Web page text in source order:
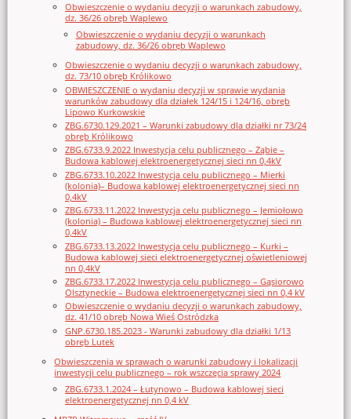
Obwieszczenie o wydaniu decyzji o warunkach zabudowy,
dz. 36/26 obręb Waplewo
Obwieszczenie o wydaniu decyzji o warunkach
zabudowy, dz. 36/26 obręb Waplewo
Obwieszczenie o wydaniu decyzji o warunkach zabudowy,
dz. 73/10 obręb Królikowo
OBWIESZCZENIE o wydaniu decyzji w sprawie wydania
warunków zabudowy dla działek 124/15 i 124/16, obręb
Lipowo Kurkowskie
ZBG.6730.129.2021 – Warunki zabudowy dla działki nr 73/24
obręb Królikowo
ZBG.6733.9.2022 Inwestycja celu publicznego – Ząbie –
Budowa kablowej elektroenergetycznej sieci nn 0,4kV
ZBG.6733.10.2022 Inwestycja celu publicznego – Mierki
(kolonia)– Budowa kablowej elektroenergetycznej sieci nn
0,4kV
ZBG.6733.11.2022 Inwestycja celu publicznego – Jemiołowo
(kolonia) – Budowa kablowej elektroenergetycznej sieci nn
0,4kV
ZBG.6733.13.2022 Inwestycja celu publicznego – Kurki –
Budowa kablowej sieci elektroenergetycznej oświetleniowej
nn 0,4kV
ZBG.6733.17.2022 Inwestycja celu publicznego – Gąsiorowo
Olsztyneckie – Budowa elektroenergetycznej sieci nn 0,4 kV
Obwieszczenie o wydaniu decyzji o warunkach zabudowy,
dz. 41/10 obręb Nowa Wieś Ostródzka
GNP.6730.185.2023 - Warunki zabudowy dla działki 1/13
obręb Lutek
Obwieszczenia w sprawach o warunki zabudowy i lokalizacji
inwestycji celu publicznego – rok wszczęcia sprawy 2024
ZBG.6733.1.2024 – Łutynowo – Budowa kablowej sieci
elektroenergetycznej nn 0,4 kV